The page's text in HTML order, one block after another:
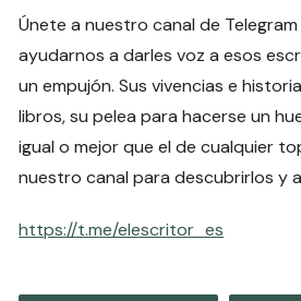
Únete a nuestro canal de
ayudarnos a darles voz a esos
un empujón. Sus vivencias e
libros, su pelea para hacerse un
igual o mejor que el de cualquier
nuestro canal para descubrirlos y
https://t.me/elescritor_es